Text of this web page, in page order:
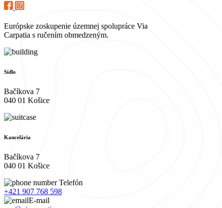
Európske zoskupenie územnej spolupráce Via
Carpatia s ručením obmedzeným.
Sídlo
Bačíkova 7
040 01 Košice
Kancelária
Bačíkova 7
040 01 Košice
Telefón
+421 907 768 598
E-mail